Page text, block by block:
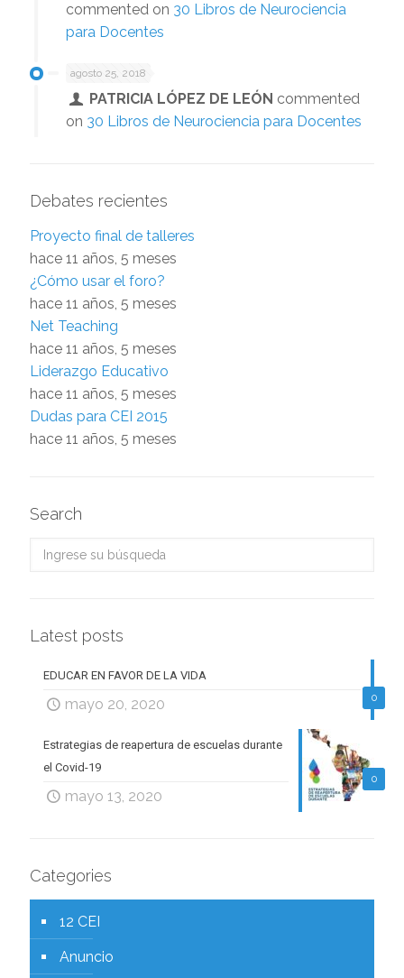
commented on 30 Libros de Neurociencia
para Docentes
agosto 25, 2018
PATRICIA LÓPEZ DE LEÓN commented
on 30 Libros de Neurociencia para Docentes
Debates recientes
Proyecto final de talleres
hace 11 años, 5 meses
¿Cómo usar el foro?
hace 11 años, 5 meses
Net Teaching
hace 11 años, 5 meses
Liderazgo Educativo
hace 11 años, 5 meses
Dudas para CEI 2015
hace 11 años, 5 meses
Search
Latest posts
0
EDUCAR EN FAVOR DE LA VIDA
mayo 20, 2020
0
Estrategias de reapertura de escuelas durante
el Covid-19
mayo 13, 2020
Categories
12 CEI
Anuncio